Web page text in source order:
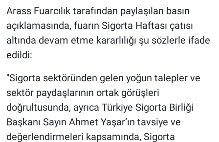
Arass Fuarcılık tarafından paylaşılan basın
açıklamasında, fuarın Sigorta Haftası çatısı
altında devam etme kararlılığı şu sözlerle ifade
edildi:
"Sigorta sektöründen gelen yoğun talepler ve
sektör paydaşlarının ortak görüşleri
doğrultusunda, ayrıca Türkiye Sigorta Birliği
Başkanı Sayın Ahmet Yaşar’ın tavsiye ve
değerlendirmeleri kapsamında, Sigorta